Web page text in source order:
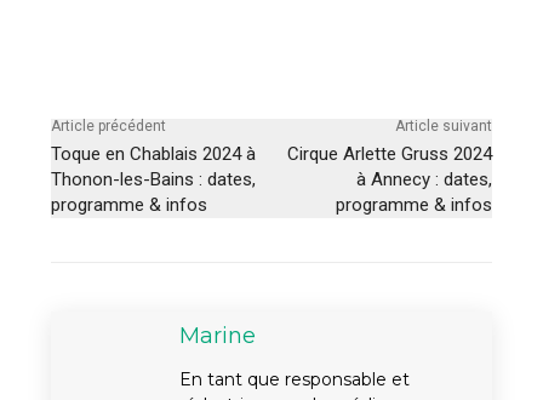
Article précédent
Toque en Chablais 2024 à
Thonon-les-Bains : dates,
programme & infos
Article suivant
Cirque Arlette Gruss 2024
à Annecy : dates,
programme & infos
Marine
En tant que responsable et